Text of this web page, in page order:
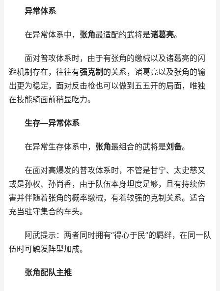
异常体系
在异常体系中， 张角最适配的武将是诸葛亮。
面对普攻体系时，由于有张角的缴械以及诸葛亮的闪
避机制存在，往往有强克制 的关系，诸葛亮以及张角的输
出更为稳定，面对反击枪也可以做到五五开的局面，唯独
在技能骑面前稍显吃力。
生存—异常体系
在异常生存体系中， 张角最组合的武将是刘备。
在面对高爆发的普攻体系时，不管是甘宁、太史慈又
或是孙权、孙尚香，由于队伍本身坦度足够，且有持续伤
害并伴随着张角的概率缴械，有着较强的克制关系。适合
充当驻守集合的车头。
阿武提示：两者同时拥有“得心于民”的羁绊，在同一队
伍时可触发阵型加成。
张角配队主推